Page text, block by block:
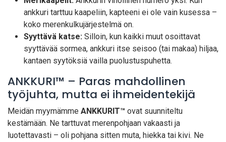
ankkuri tarttuu kaapeliin, kapteeni ei ole vain kusessa –
koko merenkulkujärjestelmä on.
Syyttävä katse: Silloin, kun kaikki muut osoittavat
syyttävää sormea, ankkuri itse seisoo (tai makaa) hiljaa,
kantaen syytöksiä vailla puolustuspuhetta.
ANKKURI™ – Paras mahdollinen
työjuhta, mutta ei ihmeidentekijä
Meidän myymämme ANKKURIT™ ovat suunniteltu
kestämään. Ne tarttuvat merenpohjaan vakaasti ja
luotettavasti – oli pohjana sitten muta, hiekka tai kivi. Ne